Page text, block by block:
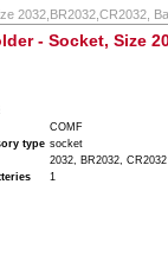
2032,BR2032,CR2032,
- Socket, Size
COMF
type socket
2032, BR2032, CR2032
1